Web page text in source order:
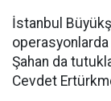
İstanbul
operasyonlarda
Şahan da
Cevdet